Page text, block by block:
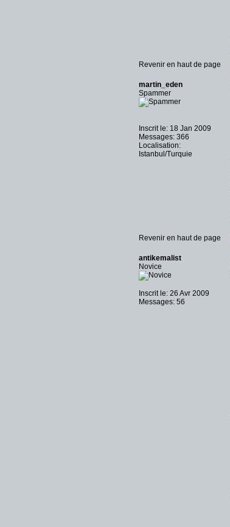
Revenir en haut de page
martin_eden
Spammer
Inscrit le: 18 Jan 2009
Messages: 366
Localisation:
Istanbul/Turquie
Revenir en haut de page
antikemalist
Novice
Inscrit le: 26 Avr 2009
Messages: 56